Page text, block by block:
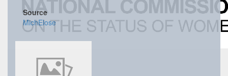
Source
MichElose